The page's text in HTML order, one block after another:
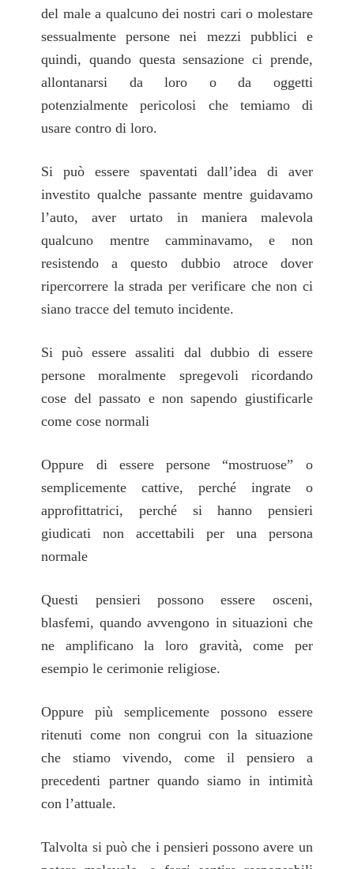
del male a qualcuno dei nostri cari o molestare
sessualmente persone nei mezzi pubblici e
quindi, quando questa sensazione ci prende,
allontanarsi da loro o da oggetti
potenzialmente pericolosi che temiamo di
usare contro di loro.
Si può essere spaventati dall’idea di aver
investito qualche passante mentre guidavamo
l’auto, aver urtato in maniera malevola
qualcuno mentre camminavamo, e non
resistendo a questo dubbio atroce dover
ripercorrere la strada per verificare che non ci
siano tracce del temuto incidente.
Si può essere assaliti dal dubbio di essere
persone moralmente spregevoli ricordando
cose del passato e non sapendo giustificarle
come cose normali
Oppure di essere persone “mostruose” o
semplicemente cattive, perché ingrate o
approfittatrici, perché si hanno pensieri
giudicati non accettabili per una persona
normale
Questi pensieri possono essere osceni,
blasfemi, quando avvengono in situazioni che
ne amplificano la loro gravità, come per
esempio le cerimonie religiose.
Oppure più semplicemente possono essere
ritenuti come non congrui con la situazione
che stiamo vivendo, come il pensiero a
precedenti partner quando siamo in intimità
con l’attuale.
Talvolta si può che i pensieri possono avere un